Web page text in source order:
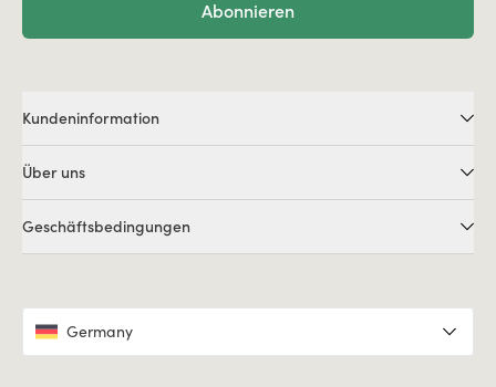
Abonnieren
Kundeninformation
Über uns
Geschäftsbedingungen
Germany